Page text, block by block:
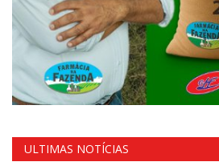
ULTIMAS NOTÍCIAS